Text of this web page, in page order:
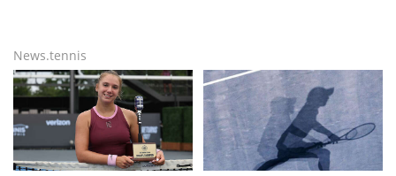
News.tennis